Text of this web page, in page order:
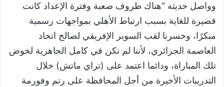
وواصل حديثه “هناك ظروف صعبة وفترة الإعداد كانت
قصيرة للغاية بسبب ارتباط الأهلي بمواجهات رسمية
مبكرًا، وخسرنا لقب السوبر الإفريقي لصالح اتحاد
العاصمة الجزائري، لأننا لم نكن في كامل الجاهزية لخوض
تلك المباراة، ودائما اعتمد على (تراي ماتش) خلال
التدريبات الأخيرة من أجل المحافظة على رتم وفورمة